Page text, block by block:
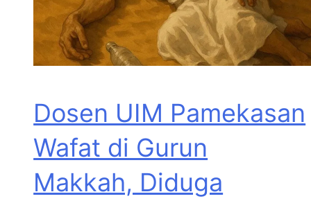
Dosen UIM Pamekasan
Wafat di Gurun
Makkah, Diduga